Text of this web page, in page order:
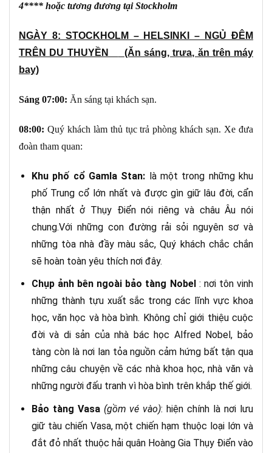
4**** hoặc tương đương tại Stockholm
NGÀY 8: STOCKHOLM – HELSINKI – NGỦ ĐÊM
TRÊN DU THUYỀN
(Ăn sáng, trưa, ăn trên máy
bay)
Sáng 07:00: Ăn sáng tại khách sạn.
08:00: Quý khách làm thủ tục trả phòng khách sạn. Xe đưa
đoàn tham quan:
Khu phố cổ Gamla Stan: là một trong những khu
phố Trung cổ lớn nhất và được gìn giữ lâu đời, cẩn
thận nhất ở Thụy Điển nói riêng và châu Âu nói
chung.Với những con đường rải sỏi nguyên sơ và
những tòa nhà đầy màu sắc, Quý khách chắc chắn
sẽ hoàn toàn yêu thích nơi đây.
Chụp ảnh bên ngoài bảo tàng Nobel : nơi tôn vinh
những thành tựu xuất sắc trong các lĩnh vực khoa
học, văn học và hòa bình. Không chỉ giới thiệu cuộc
đời và di sản của nhà bác học Alfred Nobel, bảo
tàng còn là nơi lan tỏa nguồn cảm hứng bất tận qua
những câu chuyện về các nhà khoa học, nhà văn và
những người đấu tranh vì hòa bình trên khắp thế giới.
Bảo tàng Vasa (gồm vé vào): hiện chính là nơi lưu
giữ tàu chiến Vasa, một chiến hạm thuộc loại lớn và
đắt đỏ nhất thuộc hải quân Hoàng Gia Thụy Điển vào